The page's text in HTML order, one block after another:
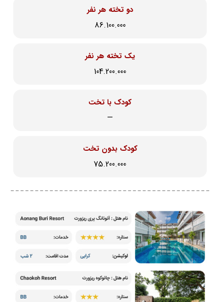
دو تخته هر نفر
86.100.000
یک تخته هر نفر
104.200.000
کودک با تخت
—
کودک بدون تخت
75.200.000